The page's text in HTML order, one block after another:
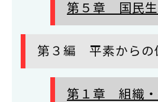
第５章 国民生
第３編 平素からの
第１章 組織・